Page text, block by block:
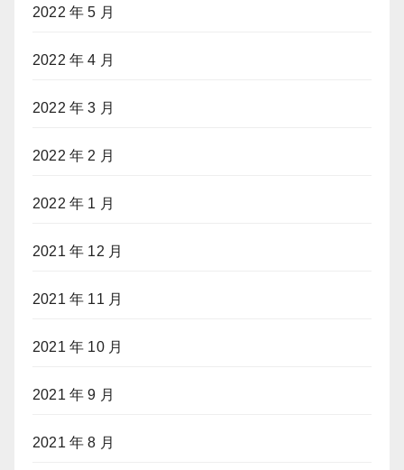
2022 年 5 月
2022 年 4 月
2022 年 3 月
2022 年 2 月
2022 年 1 月
2021 年 12 月
2021 年 11 月
2021 年 10 月
2021 年 9 月
2021 年 8 月